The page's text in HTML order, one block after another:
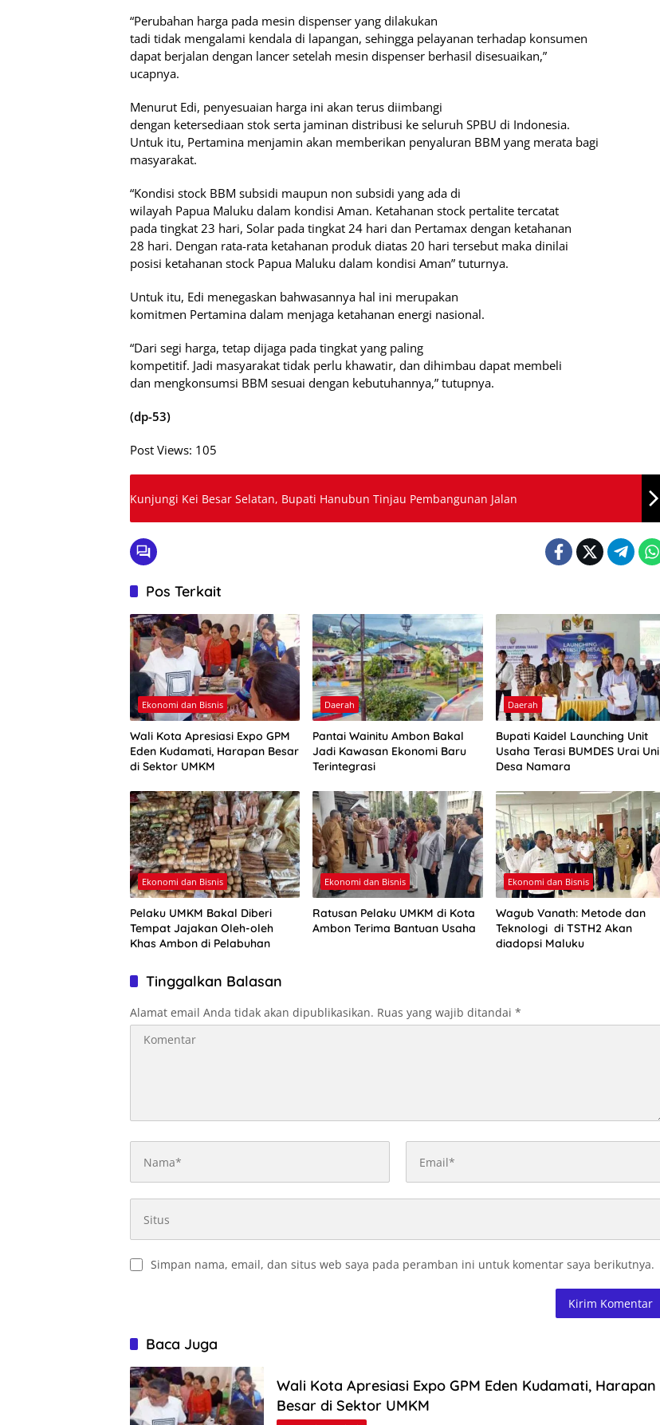
“Perubahan harga pada mesin dispenser yang dilakukan
tadi tidak mengalami kendala di lapangan, sehingga pelayanan terhadap konsumen
dapat berjalan dengan lancer setelah mesin dispenser berhasil disesuaikan,”
ucapnya.
Menurut Edi, penyesuaian harga ini akan terus diimbangi
dengan ketersediaan stok serta jaminan distribusi ke seluruh SPBU di Indonesia.
Untuk itu, Pertamina menjamin akan memberikan penyaluran BBM yang merata bagi
masyarakat.
“Kondisi stock BBM subsidi maupun non subsidi yang ada di
wilayah Papua Maluku dalam kondisi Aman. Ketahanan stock pertalite tercatat
pada tingkat 23 hari, Solar pada tingkat 24 hari dan Pertamax dengan ketahanan
28 hari. Dengan rata-rata ketahanan produk diatas 20 hari tersebut maka dinilai
posisi ketahanan stock Papua Maluku dalam kondisi Aman” tuturnya.
Untuk itu, Edi menegaskan bahwasannya hal ini merupakan
komitmen Pertamina dalam menjaga ketahanan energi nasional.
“Dari segi harga, tetap dijaga pada tingkat yang paling
kompetitif. Jadi masyarakat tidak perlu khawatir, dan dihimbau dapat membeli
dan mengkonsumsi BBM sesuai dengan kebutuhannya,” tutupnya.
(dp-53)
Post Views: 105
Kunjungi Kei Besar Selatan, Bupati Hanubun Tinjau Pembangunan Jalan
Pos Terkait
Ekonomi dan Bisnis
Wali Kota Apresiasi Expo GPM
Eden Kudamati, Harapan Besar
di Sektor UMKM
Daerah
Pantai Wainitu Ambon Bakal
Jadi Kawasan Ekonomi Baru
Terintegrasi
Daerah
Bupati Kaidel Launching Unit
Usaha Terasi BUMDES Urai Uni
Desa Namara
Ekonomi dan Bisnis
Pelaku UMKM Bakal Diberi
Tempat Jajakan Oleh-oleh
Khas Ambon di Pelabuhan
Ekonomi dan Bisnis
Ratusan Pelaku UMKM di Kota
Ambon Terima Bantuan Usaha
Ekonomi dan Bisnis
Wagub Vanath: Metode dan
Teknologi di TSTH2 Akan
diadopsi Maluku
Tinggalkan Balasan
Alamat email Anda tidak akan dipublikasikan. Ruas yang wajib ditandai *
Simpan nama, email, dan situs web saya pada peramban ini untuk komentar saya berikutnya.
Baca Juga
Wali Kota Apresiasi Expo GPM Eden Kudamati, Harapan
Besar di Sektor UMKM